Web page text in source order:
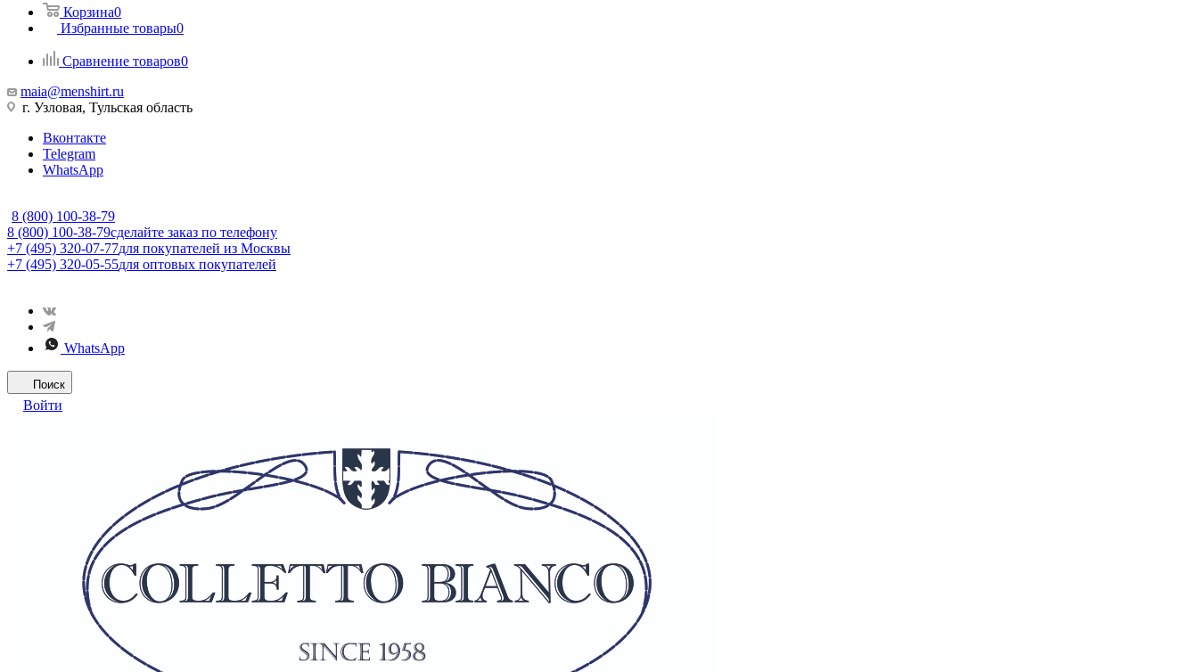
Корзина0
Избранные товары0
Сравнение товаров0
maia@menshirt.ru
г. Узловая, Тульская область
Вконтакте
Telegram
WhatsApp
8 (800) 100-38-79
8 (800) 100-38-79сделайте заказ по телефону
+7 (495) 320-07-77для покупателей из Москвы
+7 (495) 320-05-55для оптовых покупателей
WhatsApp
Поиск
Войти